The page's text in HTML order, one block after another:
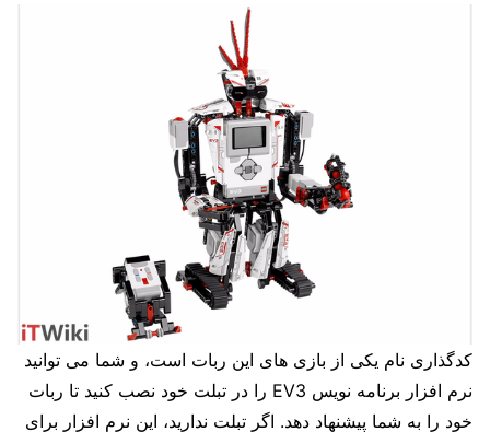
کدگذاری نام یکی از بازی های این ربات است، و شما می توانید
نرم افزار برنامه نویس EV3 را در تبلت خود نصب کنید تا ربات
خود را به شما پیشنهاد دهد. اگر تبلت ندارید، این نرم افزار برای